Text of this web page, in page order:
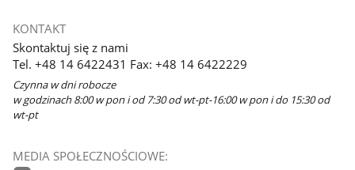
KONTAKT
Skontaktuj się z nami
Tel. +48 14 6422431 Fax: +48 14 6422229
Czynna w dni robocze
w godzinach 8:00 w pon i od 7:30 od wt-pt-16:00 w pon i do 15:30 od
wt-pt
MEDIA SPOŁECZNOŚCIOWE: